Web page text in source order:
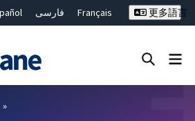
فارسی
Français
更多語言